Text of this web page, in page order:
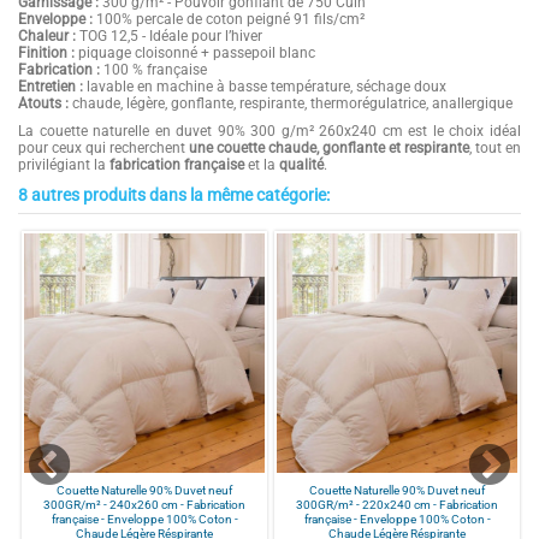
Enveloppe : 100% percale de coton peigné 91 fils/cm²
Chaleur : TOG 12,5 - Idéale pour l’hiver
Finition : piquage cloisonné + passepoil blanc
Fabrication : 100 % française
Entretien : lavable en machine à basse température, séchage doux
Atouts : chaude, légère, gonflante, respirante, thermorégulatrice, anallergique
La couette naturelle en duvet 90% 300 g/m² 260x240 cm est le choix idéal
pour ceux qui recherchent une couette chaude, gonflante et respirante, tout en
privilégiant la fabrication françaiseet la qualité.
Composition 90% duvet neuf
Couleurs blanche
Finition Piquage en carreaux, passepoil blanc
Provenance Made in France
Taille 240x260
Points Forts 1
FABRICATION FRANÇAISE PREMIUM :
couette naturelle 90 % duvet
entièrement fabriquée en France.
Qualité haut de gamme, finitions
soignées et matériaux durables pour
un confort exceptionnel.
4.9/5
Basé sur40 avis soumis à un
contrôle
Voir tous les avis sur ce site
5étoiles
4étoiles
3étoiles
2étoiles
8 autres produits dans la même catégorie:
Couette Naturelle 90% Duvet neuf
300GR/m² - 240x260 cm - Fabrication
française - Enveloppe 100% Coton -
Chaude Légère Réspirante
Couette Naturelle 90% Duvet neuf
300GR/m² - 220x240 cm - Fabrication
française - Enveloppe 100% Coton -
Chaude Légère Réspirante